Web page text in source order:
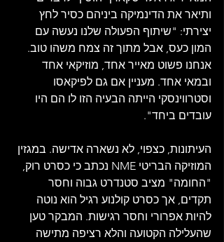
ותיאר את הדינמיקה ביניהם כסיר לחץ
יצירתי: "שיתוף הפעולה שלנו נעשה עם
המון כעס, אבל מתוך זה צמח משהו טוב.
אנחנו פשוט מאייר אחד, מוזיקאי אחד
ובמאי אחד. מעניין אם גם לפיקאסו
וסטרווינסקי הייתה הבעיה הזו לו הם היו
עובדים ביחד".
העיתונות, כצפוי, לא נשארה אדישה. במגזין
המוזיקה הבריטי NME נכתב כי כסרט רוק,
"החומה" מציב סטנדרט גבוה וחסר
תקדים, אך כסרט קולנוע רגיל הוא נוטה
להיות אפרורי וחסר רגישות. המבקר טען
שהעלילה הקטועה והלא רציפה מתישה